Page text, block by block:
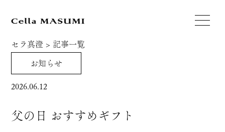
セラ真澄 > 記事一覧
お知らせ
2026.06.12
父の日 おすすめギフト